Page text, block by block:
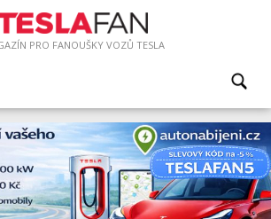
PRO FANOUŠKY VOZŮ TESLA